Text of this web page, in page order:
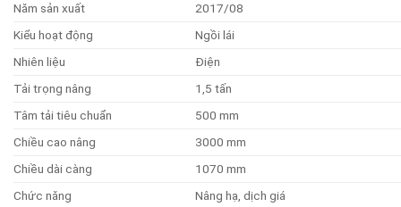
Năm sản xuất
2017/08
Kiểu hoạt động
Ngồi lái
Nhiên liệu
Điện
Tải trọng nâng
1,5 tấn
Tâm tải tiêu chuẩn
500 mm
Chiều cao nâng
3000 mm
Chiều dài càng
1070 mm
Chức năng
Nâng hạ, dịch giá